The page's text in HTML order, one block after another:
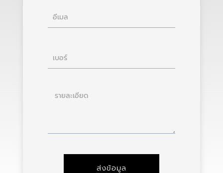
อีเมล
ราย
ส่งข้อมูล